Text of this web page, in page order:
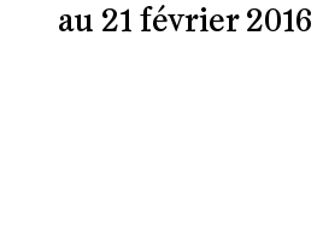
au 21 février 2016